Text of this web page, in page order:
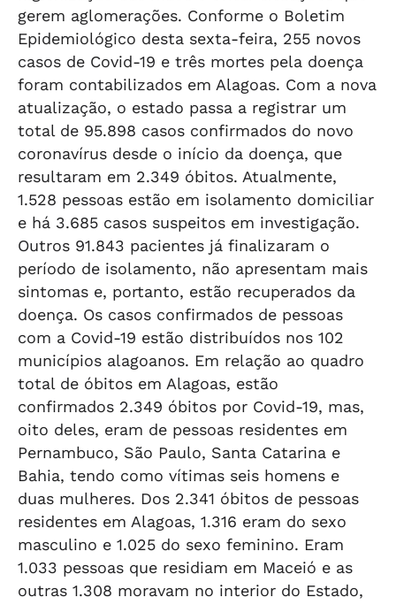
gerem aglomerações. Conforme o Boletim
Epidemiológico desta sexta-feira, 255 novos
casos de Covid-19 e três mortes pela doença
foram contabilizados em Alagoas. Com a nova
atualização, o estado passa a registrar um
total de 95.898 casos confirmados do novo
coronavírus desde o início da doença, que
resultaram em 2.349 óbitos. Atualmente,
1.528 pessoas estão em isolamento domiciliar
e há 3.685 casos suspeitos em investigação.
Outros 91.843 pacientes já finalizaram o
período de isolamento, não apresentam mais
sintomas e, portanto, estão recuperados da
doença. Os casos confirmados de pessoas
com a Covid-19 estão distribuídos nos 102
municípios alagoanos. Em relação ao quadro
total de óbitos em Alagoas, estão
confirmados 2.349 óbitos por Covid-19, mas,
oito deles, eram de pessoas residentes em
Pernambuco, São Paulo, Santa Catarina e
Bahia, tendo como vítimas seis homens e
duas mulheres. Dos 2.341 óbitos de pessoas
residentes em Alagoas, 1.316 eram do sexo
masculino e 1.025 do sexo feminino. Eram
1.033 pessoas que residiam em Maceió e as
outras 1.308 moravam no interior do Estado,